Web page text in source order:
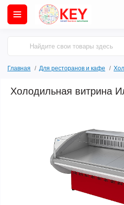
Главная Для ресторанов и кафе
Холодильная витрина